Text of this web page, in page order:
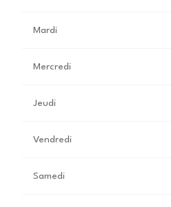
Mardi
Mercredi
Jeudi
Vendredi
Samedi